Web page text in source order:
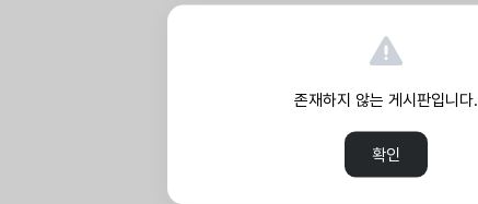
존재하지 않는 게시판입니다.
확인